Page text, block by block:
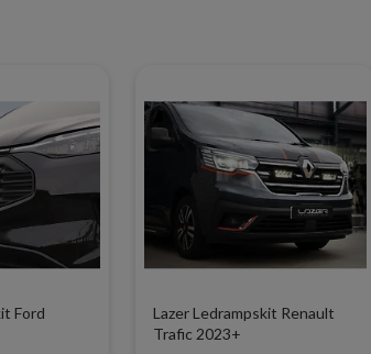
Ford
Lazer Ledrampskit Renault
Trafic 2023+